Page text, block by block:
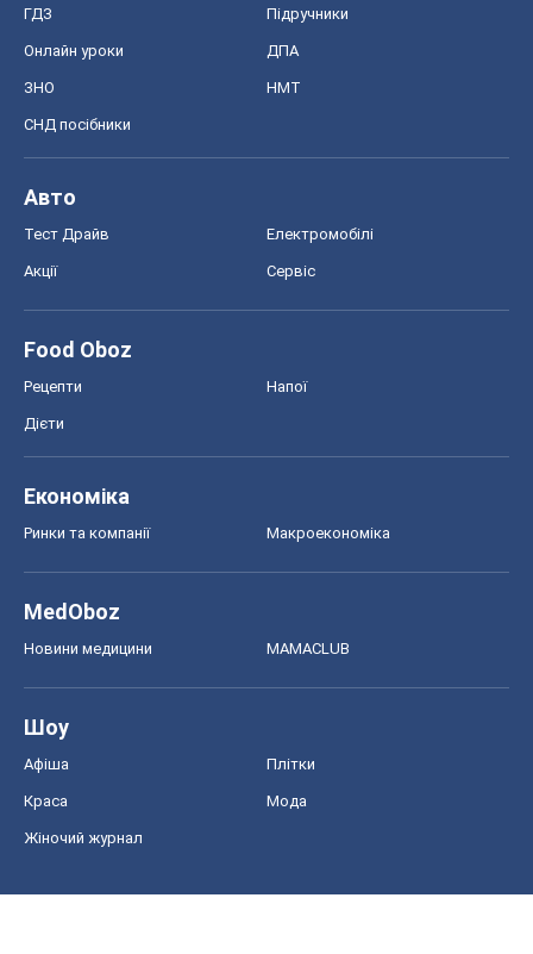
ГДЗ Підручники
Онлайн уроки ДПА
ЗНО НМТ
СНД посібники
Авто
Тест Драйв Електромобілі
Акції Сервіс
Food Oboz
Рецепти Напої
Дієти
Економіка
Ринки та компанії Макроекономіка
MedOboz
Новини медицини MAMACLUB
Шоу
Афіша Плітки
Краса Мода
Жіночий журнал